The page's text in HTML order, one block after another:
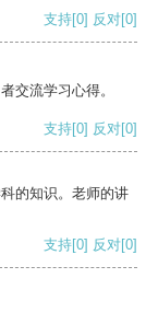
支持[0] 反对[0]
交流学习心得。
支持[0] 反对[0]
的知识。老师的讲
支持[0] 反对[0]